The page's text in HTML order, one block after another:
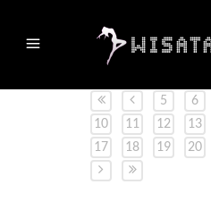
5 6
10
11 12 13
17
18 19 20